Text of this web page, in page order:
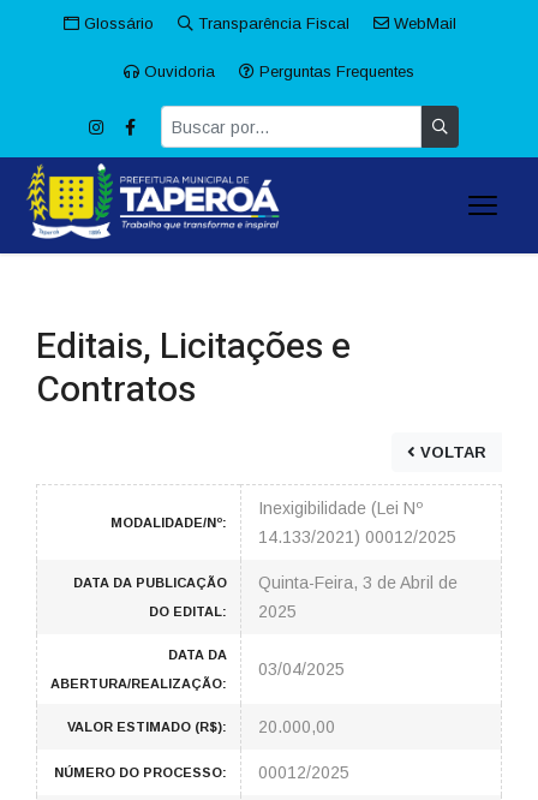
Glossário Transparência Fiscal WebMail
Ouvidoria Perguntas Frequentes
Editais, Licitações e
Contratos
VOLTAR
MODALIDADE/Nº:
Inexigibilidade (Lei Nº
14.133/2021) 00012/2025
DATA DA PUBLICAÇÃO
DO EDITAL:
Quinta-Feira, 3 de Abril de
2025
DATA DA
ABERTURA/REALIZAÇÃO:
03/04/2025
VALOR ESTIMADO (R$): 20.000,00
NÚMERO DO PROCESSO: 00012/2025